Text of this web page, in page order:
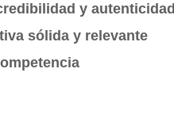
y autenticidad
sólida y relevante